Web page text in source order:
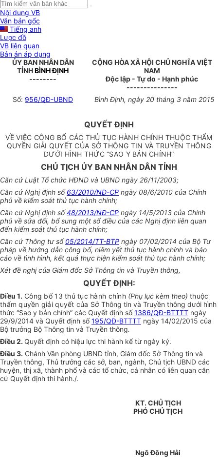
Nội dung VB
Văn bản gốc
Tiếng anh
Lược đồ
VB liên quan
Bản án áp dụng
ỦY BAN NHÂN DÂN
TỈNHBÌNH ĐỊNH
--------
CỘNG HÒA XÃ HỘI CHỦ NGHĨA VIỆT
NAM
Độc lập - Tự do - Hạnh phúc
---------------
Số: 956/QĐ-UBND Bình Định, ngày 20 tháng 3 năm 2015
QUYẾT ĐỊNH
VỀ VIỆC CÔNG BỐ CÁC THỦ TỤC HÀNH CHÍNH THUỘC THẨM
QUYỀN GIẢI QUYẾT CỦA SỞ THÔNG TIN VÀ TRUYỀN THÔNG
DƯỚI HÌNH THỨC “SAO Y BẢN CHÍNH”
CHỦ TỊCH ỦY BAN NHÂN DÂN TỈNH
Căn cứ Luật Tổ chức HĐND và UBND ngày 26/11/2003;
Căn cứ Nghị định số63/2010/NĐ-CP ngày 08/6/2010 của Chính
phủ về kiểm soát thủ tục hành chính;
Căn cứ Nghị định số48/2013/NĐ-CP ngày 14/5/2013 của Chính
phủ về sửa đổi, bổ sung một số điều của các Nghị định liên quan
đến kiểm soát thủ tục hành chính;
Căn cứ Thông tư số05/2014/TT-BTP ngày 07/02/2014 của Bộ Tư
pháp về hướng dẫn công bố, niêm yết thủ tục hành chính và báo
cáo về tình hình, kết quả thực hiện kiểm soát thủ tục hành chính;
Xét đề nghị của Giám đốc Sở Thông tin và Truyền thông,
QUYẾT ĐỊNH:
Điều 1. Công bố 13 thủ tục hành chính (Phụ lục kèm theo)thuộc
thẩm quyền giải quyết của Sở Thông tin và Truyền thông dưới hình
thức “Sao y bản chính” các Quyết định số1386/QĐ-BTTTT ngày
29/9/2014 và Quyết định số195/QĐ-BTTTT ngày 14/02/2015 của
Bộ trưởng Bộ Thông tin và Truyền thông.
Điều 2. Quyết định có hiệu lực thi hành kể từ ngày ký.
Điều 3. Chánh Văn phòng UBND tỉnh, Giám đốc Sở Thông tin và
Truyền thông, Thủ trưởng các sở, ban, ngành, Chủ tịch UBND các
huyện, thị xã, thành phố và các tổ chức, cá nhân có liên quan căn
cứ Quyết định thi hành./.
KT. CHỦ TỊCH
PHÓ CHỦ TỊCH
Ngô Đông Hải